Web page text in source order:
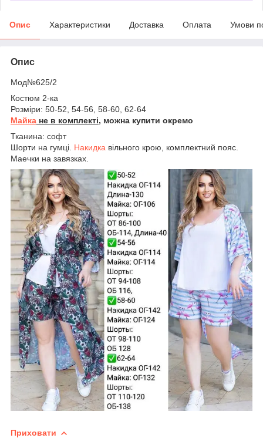
Опис Характеристики Доставка Оплата Умови
Опис
Мод№625/2
Костюм 2-ка
Розміри: 50-52, 54-56, 58-60, 62-64
Майка не в комплекті, можна купити окремо
Тканина: софт
Шорти на гумці. Накидка вільного крою, комплектний пояс.
Маечки на завязках.
Приховати